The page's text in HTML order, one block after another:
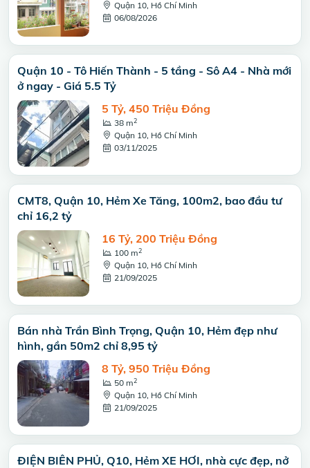
Quận 10, Hồ Chí Minh
06/08/2026
Quận 10 - Tô Hiến Thành - 5 tầng - Sô A4 - Nhà mới
ở ngay - Giá 5.5 Tỷ
5 Tỷ, 450 Triệu Đồng
38 m2
Quận 10, Hồ Chí Minh
03/11/2025
CMT8, Quận 10, Hẻm Xe Tăng, 100m2, bao đầu tư
chỉ 16,2 tỷ
16 Tỷ, 200 Triệu Đồng
100 m2
Quận 10, Hồ Chí Minh
21/09/2025
Bán nhà Trần Bình Trọng, Quận 10, Hẻm đẹp như
hình, gần 50m2 chỉ 8,95 tỷ
8 Tỷ, 950 Triệu Đồng
50 m2
Quận 10, Hồ Chí Minh
21/09/2025
ĐIỆN BIÊN PHỦ, Q10, Hẻm XE HƠI, nhà cực đẹp, nở